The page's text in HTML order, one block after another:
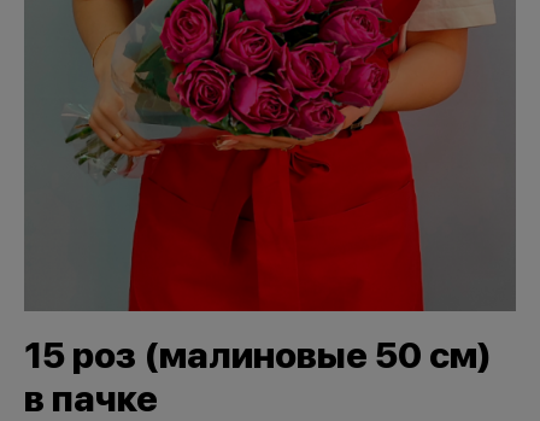
15 роз (малиновые 50 см)
в пачке